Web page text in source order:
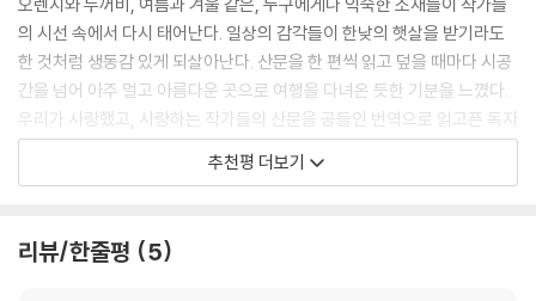
쓰루는 늘 꽃을 잘 다듬어 아름다운 파노라마를 만들어냈고, 그걸 보여주
는 걸 좋아했다. 처음에는 린타로와 내가 술래가 되어 쓰루가 숨겨둔 그 아
름다운 꽃을 찾아다녔다. 나는 쓰루가 만든 꽃 세계에 늘 감탄했다. 쓰루는
꽃잎 한 장 한 장으로 잎과 열매까지 묘사해냈다. 가끔은 기모노 허리띠에
단 주머니에서 모래알 크기의 구슬을 꺼내 꽃잎 사이에 두기도 했다. 마치
꽃밭에 별을 뿌리듯. 난 쓰루를 좋아했다.
아」 중에서
다. 여행 중에서든 침대 맡이든 언제 어디서나 가까이 두고 읽을 수 있기를,
먼저 인생을 산책한 대가들의 산책길을 함께 하는 즐거움을 온전히 누릴
수 있길 바라며.
낮 에디션인 『빛은 등 뒤에 있어』에는 나쓰메 소세키, 너새니얼 호손, 니이
미 난키치, 다자이 오사무, 데라다 도라히코, 로버트 루이스 스티븐슨, 로
베르트 발저, 미야자와 겐지, 버지니아 울프, 베아트릭스 포터, 시마자키
니스트 헤밍웨이, 오리쿠치 시노부, 윌리엄 포크너, 조지 기싱, 조지 오웰,
의 시선 속에서 다시 태어난다. 일상의 감각들이 한낮의 햇살을 받기라도
한 것처럼 생동감 있게 되살아난다. 산문을 한 편씩 읽고 덮을 때마다 시공
간을 넘어 아주 멀고 아름다운 곳으로 여행을 다녀온 듯한 기분을 느꼈다.
우리가 사랑했고, 사랑하는 작가들의 산문을 공들인 번역으로 읽고픈 독자
들에게 이 책을 권한다. 잊고 살았던 고전을 읽는 기쁨을 되찾을 수 있을 것
추천평 더보기
리뷰/한줄평 5